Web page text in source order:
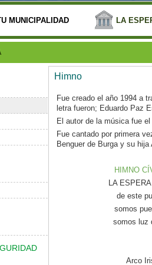
MUNICIPALIDAD LA
Himno
Fue creado el año 1994 a
letra fueron; Eduardo Paz
El autor de la música fue
Fue cantado por primera
Benguer de Burga y su hija
HIMNO
LA
de este
somos
somos luz
Arco